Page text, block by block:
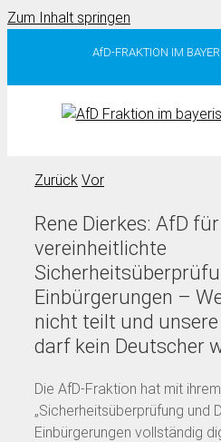
Zum Inhalt springen
AfD-FRAKTION IM
Zurück Vor
Rene Dierkes: AfD
vereinheitlichte
Einbürgerungen –
nicht teilt und
darf kein Deutscher
Die AfD-Fraktion hat mit
„Sicherheitsüberprüfung und
Einbürgerungen vollständig